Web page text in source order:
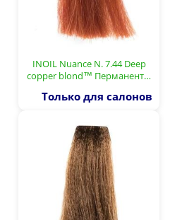
INOIL Nuance N. 7.44 Deep
copper blond™ Перманент…
Только для салонов